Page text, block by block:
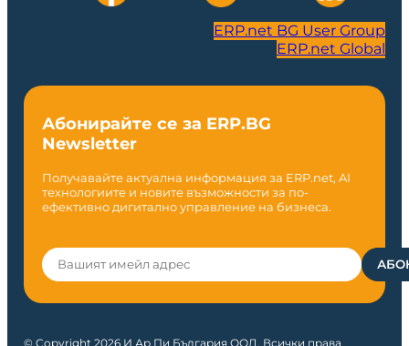
ERP.net BG User Group
ERP.net Global
Абонирайте се за ERP.BG
Newsletter
Получавайте актуална информация за ERP.net, AI
технологиите и новите възможности за по-
ефективно дигитално управление на бизнеса.
© Copyright 2026 И Ар Пи България ООД. Всички права